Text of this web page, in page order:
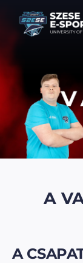
content
Közösség
Galéria
Események
A
A